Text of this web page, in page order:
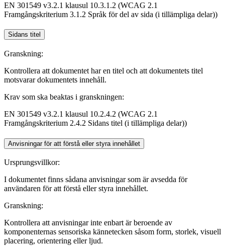
EN 301549 v3.2.1 klausul 10.3.1.2 (WCAG 2.1
Framgångskriterium 3.1.2 Språk för del av sida (i tillämpliga delar))
Sidans titel
Granskning:
Kontrollera att dokumentet har en titel och att dokumentets titel
motsvarar dokumentets innehåll.
Krav som ska beaktas i granskningen:
EN 301549 v3.2.1 klausul 10.2.4.2 (WCAG 2.1
Framgångskriterium 2.4.2 Sidans titel (i tillämpliga delar))
Anvisningar för att förstå eller styra innehållet
Ursprungsvillkor:
I dokumentet finns sådana anvisningar som är avsedda för
användaren för att förstå eller styra innehållet.
Granskning:
Kontrollera att anvisningar inte enbart är beroende av
komponenternas sensoriska kännetecken såsom form, storlek, visuell
placering, orientering eller ljud.